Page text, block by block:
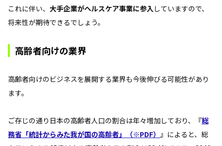
これに伴い、 大手企業がヘルスケア事業に参入 していますので、
将来性が期待できるでしょう。
高齢者向けの業界
高齢者向けのビジネスを展開する業界も今後伸びる可能性があり
ます。
ご存じの通り日本の高齢者人口の割合は年々増加しており、『総
務省「統計からみた我が国の高齢者」（※PDF） 』によると、総